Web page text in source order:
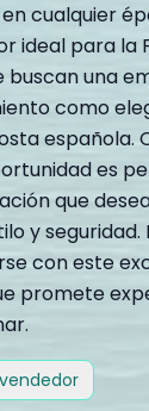
cualquier
ideal para la
buscan una
como
española.
es
que
y seguridad.
con este
promete